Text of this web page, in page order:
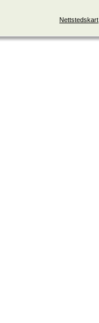
Nettstedskart